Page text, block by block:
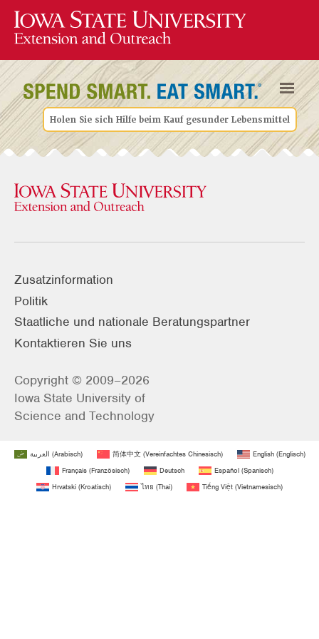
Holen Sie sich Hilfe beim Kauf gesunder Lebensmittel
Zusatzinformation
Politik
Staatliche und nationale Beratungspartner
Kontaktieren Sie uns
Copyright © 2009–2026
Iowa State University of
Science and Technology
العربية (Arabisch) 简体中文(Vereinfachtes Chinesisch) English(Englisch)
Français(Französisch) Deutsch Español(Spanisch)
Hrvatski (Kroatisch) ไทย (Thai) Tiếng Việt (Vietnamesisch)